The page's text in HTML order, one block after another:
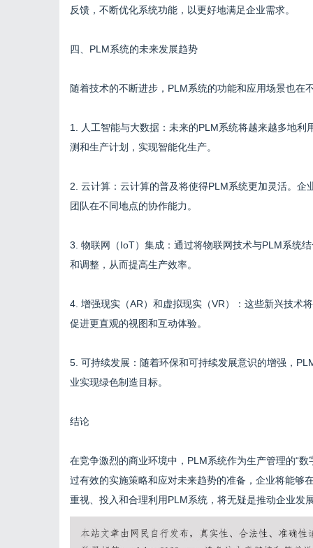
反馈，不断优化系统功能，以更好地满足企业需求。
四、PLM系统的未来发展趋势
随着技术的不断进步，PLM系统的功能和应用场景也
1. 人工智能与大数据：未来的PLM系统将越来越多地
测和生产计划，实现智能化生产。
2. 云计算：云计算的普及将使得PLM系统更加灵活。
团队在不同地点的协作能力。
3. 物联网（IoT）集成：通过将物联网技术与PLM系统
和调整，从而提高生产效率。
4. 增强现实（AR）和虚拟现实（VR）：这些新兴技术
促进更直观的视图和互动体验。
5. 可持续发展：随着环保和可持续发展意识的增强，
业实现绿色制造目标。
结论
在竞争激烈的商业环境中，PLM系统作为生产管理的“
过有效的实施策略和应对未来趋势的准备，企业将能够
重视、投入和合理利用PLM系统，将无疑是推动企业发